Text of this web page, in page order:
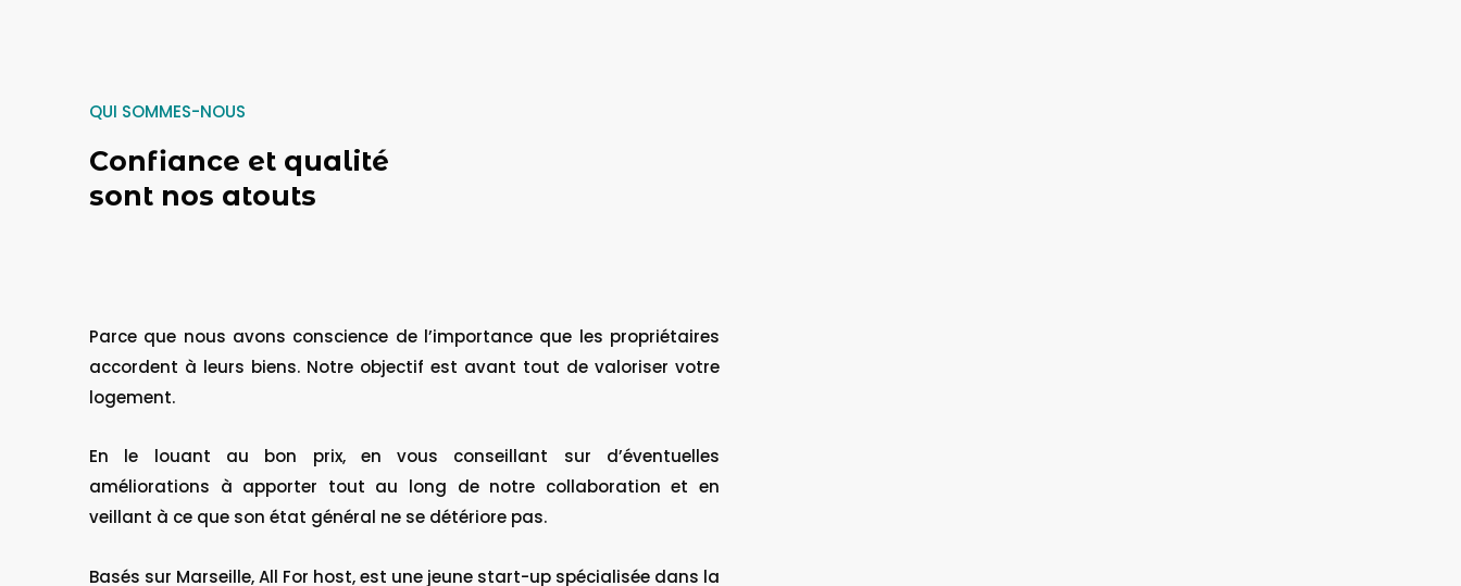
QUI SOMMES-NOUS
Confiance et qualité
sont nos atouts
Parce que nous avons conscience de l’importance que les propriétaires
accordent à leurs biens. Notre objectif est avant tout de valoriser votre
logement.
En le louant au bon prix, en vous conseillant sur d’éventuelles
améliorations à apporter tout au long de notre collaboration et en
veillant à ce que son état général ne se détériore pas.
Basés sur Marseille, All For host, est une jeune start-up spécialisée dans la